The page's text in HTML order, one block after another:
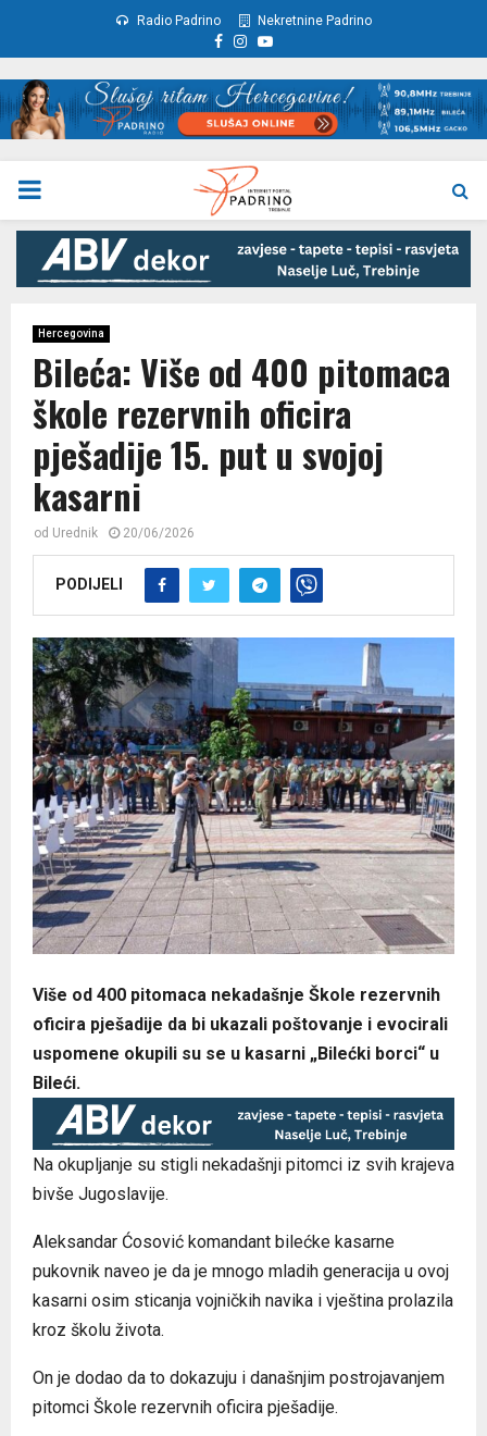
Radio Padrino Nekretnine Padrino
Facebook
Instagram
Youtube
PRIMARY
MENU
Hercegovina
Bileća: Više od 400 pitomaca
škole rezervnih oficira
pješadije 15. put u svojoj
kasarni
od Urednik 20/06/2026
PODIJELI
Više od 400 pitomaca nekadašnje Škole rezervnih
oficira pješadije da bi ukazali poštovanje i evocirali
uspomene okupili su se u kasarni „Bilećki borci“ u
Bileći.
Na okupljanje su stigli nekadašnji pitomci iz svih krajeva
bivše Јugoslavije.
Aleksandar Ćosović komandant bilećke kasarne
pukovnik naveo je da je mnogo mladih generacija u ovoj
kasarni osim sticanja vojničkih navika i vještina prolazila
kroz školu života.
On je dodao da to dokazuju i današnjim postrojavanjem
pitomci Škole rezervnih oficira pješadije.